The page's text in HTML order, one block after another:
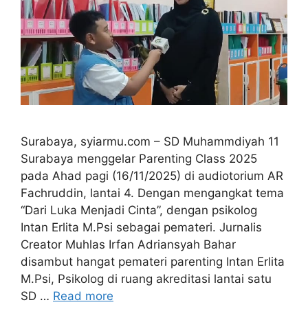
Surabaya, syiarmu.com – SD Muhammdiyah 11
Surabaya menggelar Parenting Class 2025
pada Ahad pagi (16/11/2025) di audiotorium AR
Fachruddin, lantai 4. Dengan mengangkat tema
“Dari Luka Menjadi Cinta”, dengan psikolog
Intan Erlita M.Psi sebagai pemateri. Jurnalis
Creator Muhlas Irfan Adriansyah Bahar
disambut hangat pemateri parenting Intan Erlita
M.Psi, Psikolog di ruang akreditasi lantai satu
SD … Read more